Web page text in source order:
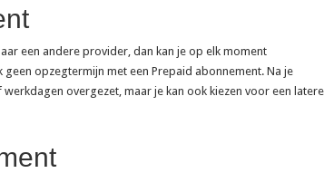
een andere provider, dan kan je op elk moment
opzegtermijn met een Prepaid abonnement. Na je
overgezet, maar je kan ook kiezen voor een latere